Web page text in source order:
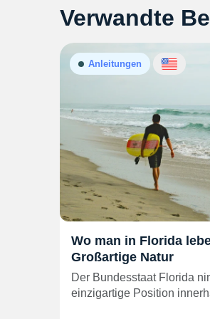
Verwandte
Anleitungen
Wo man in Florida
Großartige Natur
Der Bundesstaat Florida
einzigartige Position